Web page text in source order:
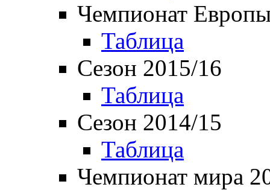
Чемпионат
Таблица
Сезон 2015/16
Таблица
Сезон 2014/15
Таблица
Чемпионат мира